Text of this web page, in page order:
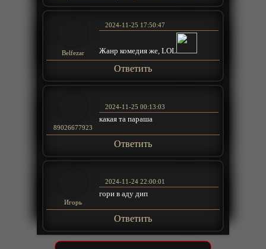
Belfezar
2024-11-25 17:50:47
Жанр комедия же, LOL
Ответить
89026677923
2024-11-25 00:13:03
какая та параша
Ответить
Игорь
2024-11-24 22:00:01
гори в аду дип
Ответить